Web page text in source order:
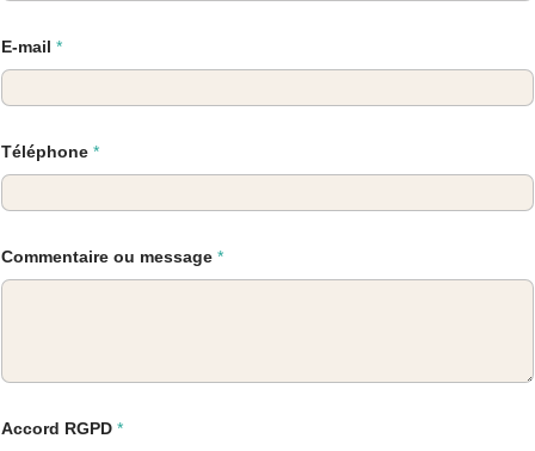
E-mail *
Téléphone *
Commentaire ou message *
Accord RGPD *